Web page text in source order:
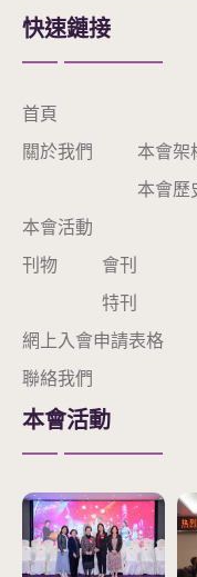
快速鏈接
首頁
關於我們
本會架
本會歷
本會活動
刊物
會刊
特刊
網上入會申請表格
聯絡我們
本會活動